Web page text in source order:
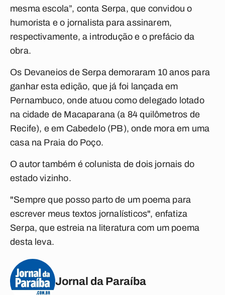
mesma escola”, conta Serpa, que convidou o
humorista e o jornalista para assinarem,
respectivamente, a introdução e o prefácio da
obra.
Os Devaneios de Serpa demoraram 10 anos para
ganhar esta edição, que já foi lançada em
Pernambuco, onde atuou como delegado lotado
na cidade de Macaparana (a 84 quilômetros de
Recife), e em Cabedelo (PB), onde mora em uma
casa na Praia do Poço.
O autor também é colunista de dois jornais do
estado vizinho.
"Sempre que posso parto de um poema para
escrever meus textos jornalísticos", enfatiza
Serpa, que estreia na literatura com um poema
desta leva.
Jornal da Paraíba